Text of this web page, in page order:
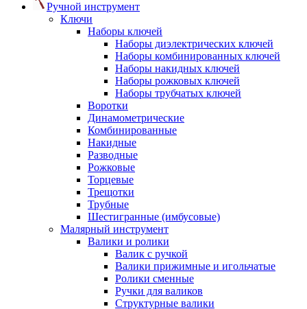
Ручной инструмент
Ключи
Наборы ключей
Наборы диэлектрических ключей
Наборы комбинированных ключей
Наборы накидных ключей
Наборы рожковых ключей
Наборы трубчатых ключей
Воротки
Динамометрические
Комбинированные
Накидные
Разводные
Рожковые
Торцевые
Трещотки
Трубные
Шестигранные (имбусовые)
Малярный инструмент
Валики и ролики
Валик с ручкой
Валики прижимные и игольчатые
Ролики сменные
Ручки для валиков
Структурные валики